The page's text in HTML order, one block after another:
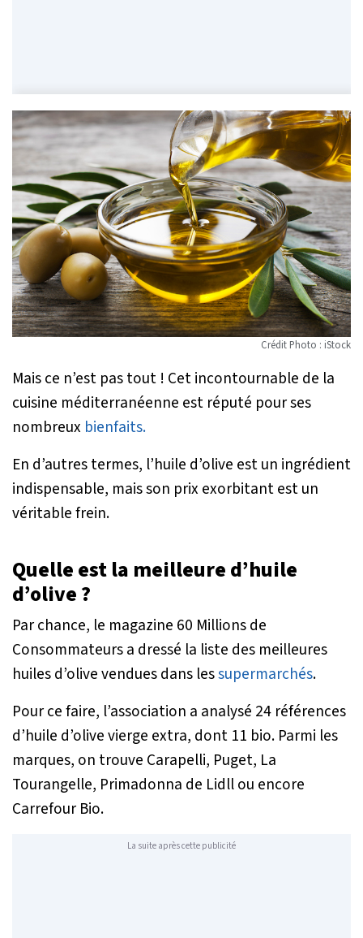
Crédit Photo : iStock
Mais ce n’est pas tout ! Cet incontournable de la
cuisine méditerranéenne est réputé pour ses
nombreux bienfaits.
En d’autres termes, l’huile d’olive est un ingrédient
indispensable, mais son prix exorbitant est un
véritable frein.
Quelle est la meilleure d’huile
d’olive ?
Par chance, le magazine 60 Millions de
Consommateurs a dressé la liste des meilleures
huiles d’olive vendues dans lessupermarchés.
Pour ce faire, l’association a analysé 24 références
d’huile d’olive vierge extra, dont 11 bio. Parmi les
marques, on trouve Carapelli, Puget, La
Tourangelle, Primadonna de Lidll ou encore
Carrefour Bio.
La suite après cette publicité